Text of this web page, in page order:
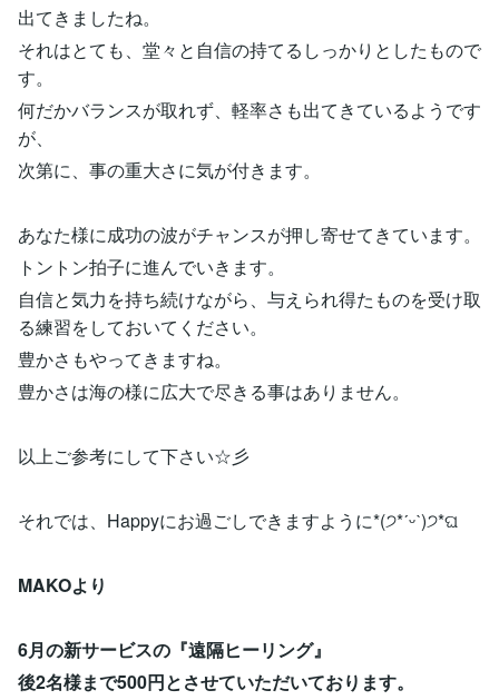
出てきましたね。
それはとても、堂々と自信の持てるしっかりとしたもので
す。
何だかバランスが取れず、軽率さも出てきているようです
が、
次第に、事の重大さに気が付きます。
あなた様に成功の波がチャンスが押し寄せてきています。
トントン拍子に進んでいきます。
自信と気力を持ち続けながら、与えられ得たものを受け取
る練習をしておいてください。
豊かさもやってきますね。
豊かさは海の様に広大で尽きる事はありません。
以上ご参考にして下さい☆彡
それでは、Happyにお過ごしできますように*(੭*ˊᵕˋ)੭*ଘ
MAKOより
6月の新サービスの『遠隔ヒーリング』
後2名様まで500円とさせていただいております。